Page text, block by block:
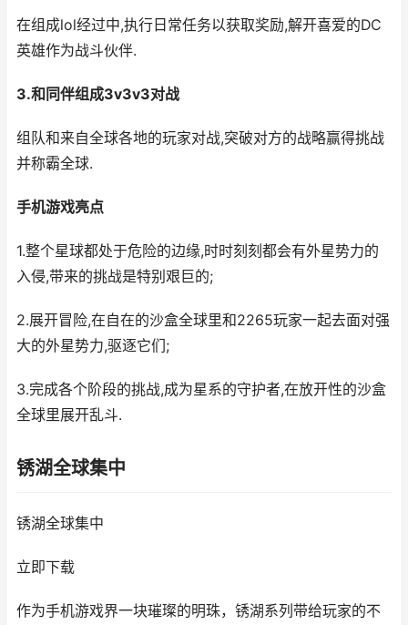
在组成lol经过中,执行日常任务以获取奖励,解开喜爱的DC
英雄作为战斗伙伴.
3.和同伴组成3v3v3对战
组队和来自全球各地的玩家对战,突破对方的战略赢得挑战
并称霸全球.
手机游戏亮点
1.整个星球都处于危险的边缘,时时刻刻都会有外星势力的
入侵,带来的挑战是特别艰巨的;
2.展开冒险,在自在的沙盒全球里和2265玩家一起去面对强
大的外星势力,驱逐它们;
3.完成各个阶段的挑战,成为星系的守护者,在放开性的沙盒
全球里展开乱斗.
锈湖全球集中
锈湖全球集中
立即下载
作为手机游戏界一块璀璨的明珠，锈湖系列带给玩家的不